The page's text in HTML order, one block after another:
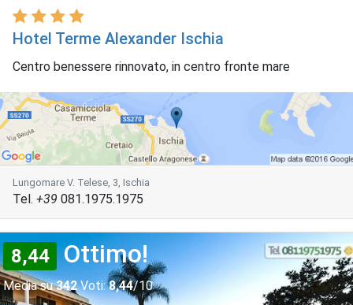
Hotel Terme Alexander Ischia
Centro benessere rinnovato, in centro fronte mare
Lungomare V. Telese, 3, Ischia
Tel. +39 081.1975.1975
8,44 Ottimo!
Media su342Voti: 8,44/10